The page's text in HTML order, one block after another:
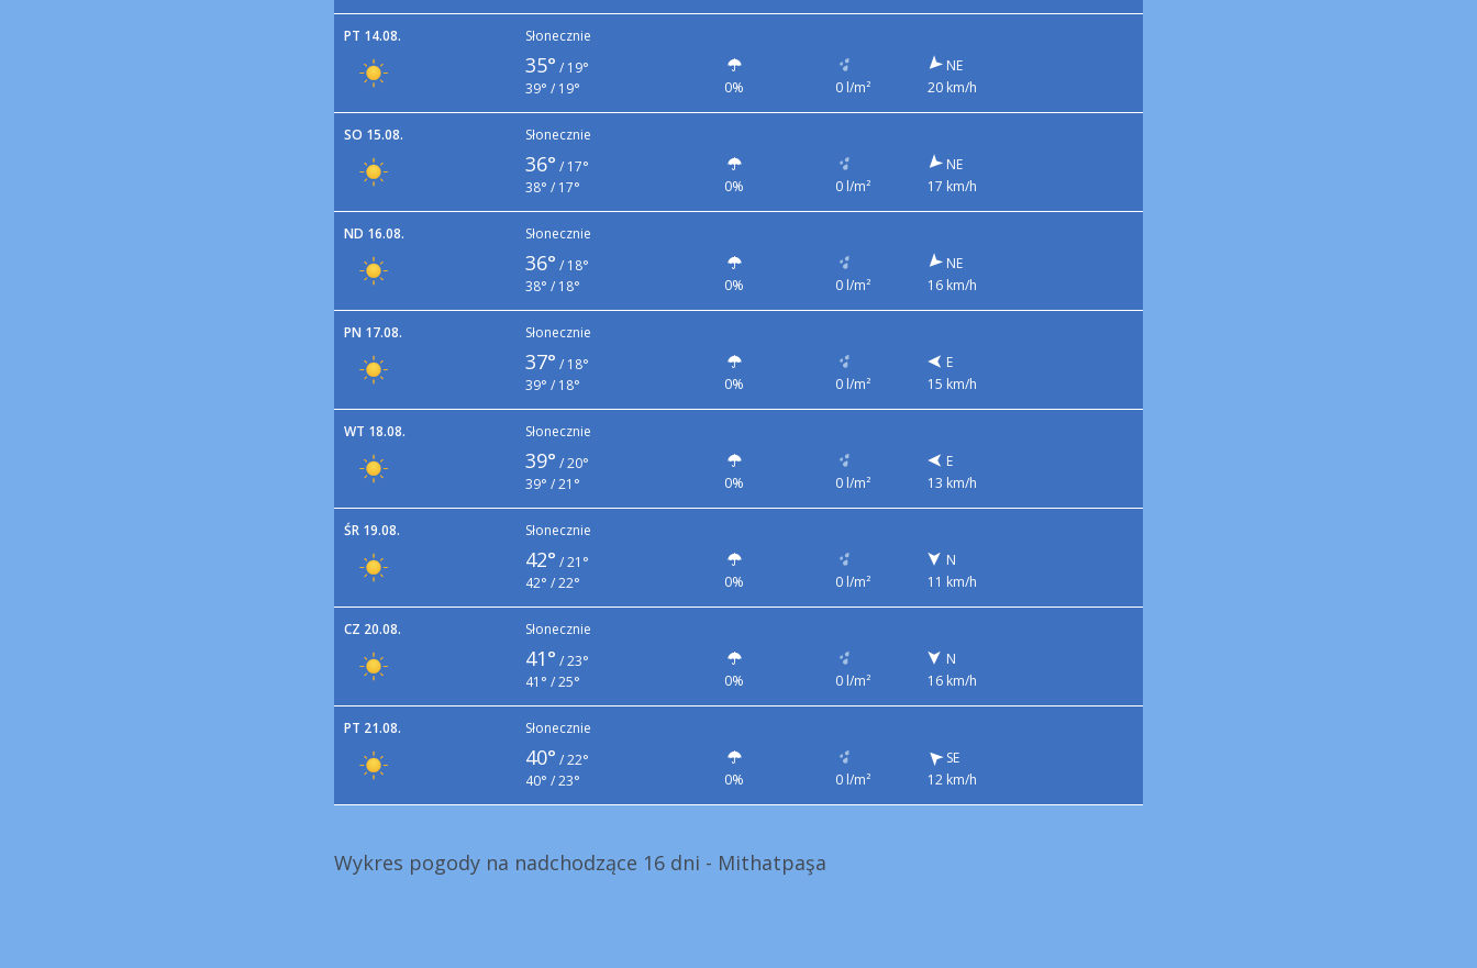
PT 14.08. Słonecznie
35° / 19°
39° / 19°
0% 0 l/m²
NE
20 km/h
SO 15.08. Słonecznie
36° / 17°
38° / 17°
0% 0 l/m²
NE
17 km/h
ND 16.08. Słonecznie
36° / 18°
38° / 18°
0% 0 l/m²
NE
16 km/h
PN 17.08. Słonecznie
37° / 18°
39° / 18°
0% 0 l/m²
E
15 km/h
WT 18.08. Słonecznie
39° /20°
39° / 21°
0% 0 l/m²
E
13 km/h
ŚR 19.08. Słonecznie
42° /21°
42° / 22°
0% 0 l/m²
N
11 km/h
CZ 20.08. Słonecznie
41° /23°
41° / 25°
0% 0 l/m²
N
16 km/h
PT 21.08. Słonecznie
40° /22°
40° / 23°
0% 0 l/m²
SE
12 km/h
Wykres pogody na nadchodzące 16 dni - Mithatpaşa